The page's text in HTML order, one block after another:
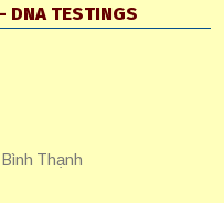
DNA TESTINGS
Thạnh